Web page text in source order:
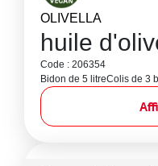
OLIVELLA
huile
Code : 206354
Bidon de 5 litreColis de 3